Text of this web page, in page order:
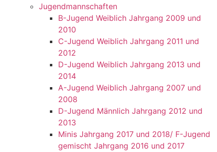
Jugendmannschaften
B-Jugend Weiblich Jahrgang 2009 und
2010
C-Jugend Weiblich Jahrgang 2011 und
2012
D-Jugend Weiblich Jahrgang 2013 und
2014
A-Jugend Weiblich Jahrgang 2007 und
2008
D-Jugend Männlich Jahrgang 2012 und
2013
Minis Jahrgang 2017 und 2018/ F-Jugend
gemischt Jahrgang 2016 und 2017